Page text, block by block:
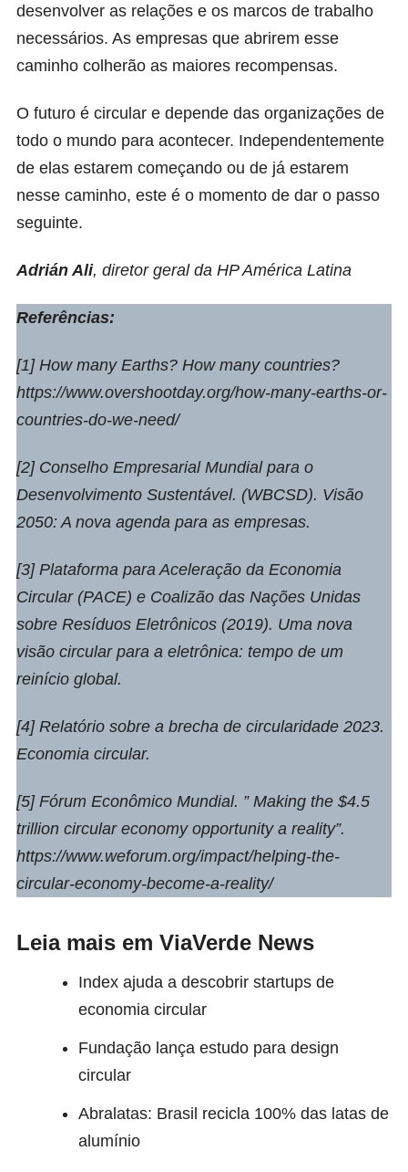
desenvolver as relações e os marcos de trabalho
necessários. As empresas que abrirem esse
caminho colherão as maiores recompensas.
O futuro é circular e depende das organizações de
todo o mundo para acontecer. Independentemente
de elas estarem começando ou de já estarem
nesse caminho, este é o momento de dar o passo
seguinte.
Adrián Ali, diretor geral da HPAmérica Latina
Referências:
[1] How many Earths? How many countries?
https://www.overshootday.org/how-many-earths-or-
countries-do-we-need/
[2] Conselho Empresarial Mundial para o
Desenvolvimento Sustentável. (WBCSD). Visão
2050: A nova agenda para as empresas.
[3] Plataforma para Aceleração da Economia
Circular (PACE) e Coalizão das Nações Unidas
sobre Resíduos Eletrônicos (2019). Uma nova
visão circular para a eletrônica: tempo de um
reinício global.
[4] Relatório sobre a brecha de circularidade 2023.
Economia circular.
[5] Fórum Econômico Mundial. ” Making the $4.5
trillion circular economy opportunity a reality”.
https://www.weforum.org/impact/helping-the-
circular-economy-become-a-reality/
Leia mais em ViaVerde News
Index ajuda a descobrir startups de
economia circular
Fundação lança estudo para design
circular
Abralatas: Brasil recicla 100% das latas de
alumínio